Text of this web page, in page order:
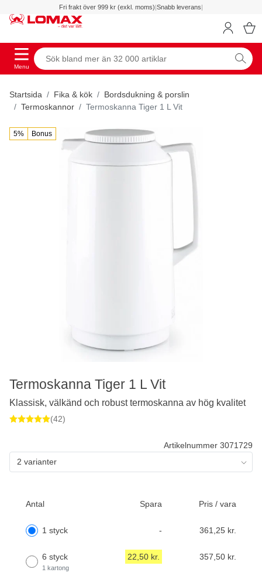
Fri frakt över 999 kr (exkl. moms)|Snabb leverans|
Menu
Startsida Fika & kök
Bordsdukning & porslin
Termoskannor
Termoskanna Tiger 1 L Vit
5% Bonus
Artikelnummer 3071729
2 varianter
Antal Spara Pris / vara
1 styck - 361,25 kr.
6 styck
1 kartong
22,50 kr. 357,50 kr.
Termoskanna Tiger 1 L Vit
Klassisk, välkänd och robust termoskanna av hög kvalitet
(42)